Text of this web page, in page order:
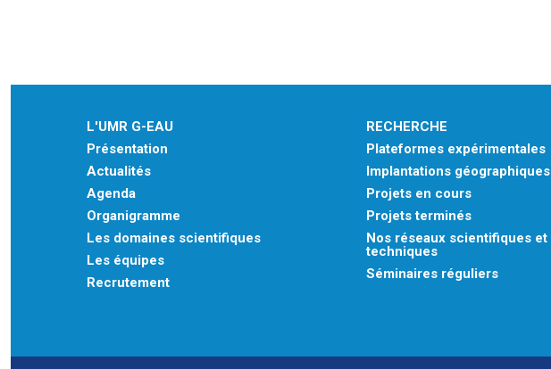
L'UMR G-EAU
Présentation
Actualités
Agenda
Organigramme
Les domaines scientifiques
Les équipes
Recrutement
RECHERCHE
Plateformes expérimentales
Implantations géographiques
Projets en cours
Projets terminés
Nos réseaux scientifiques et
techniques
Séminaires réguliers